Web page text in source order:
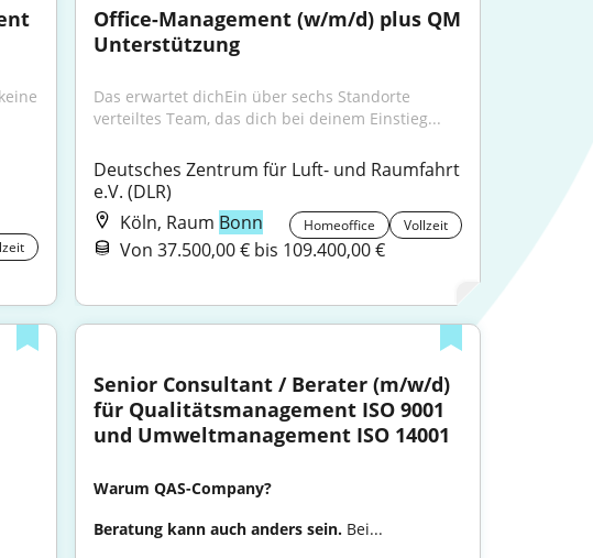
Office-Management (w/m/d) plus QM
Unterstützung
Das erwartet dichEin über sechs Standorte
verteiltes Team, das dich bei deinem Einstieg...
Deutsches Zentrum für Luft- und Raumfahrt
e.V. (DLR)
Köln, Raum Bonn Homeoffice Vollzeit
Von 37.500,00 € bis 109.400,00 €
Senior Consultant / Berater (m/w/d)
für Qualitätsmanagement ISO 9001
und Umweltmanagement ISO 14001
Warum QAS-Company?
Beratung kann auch anders sein. Bei...